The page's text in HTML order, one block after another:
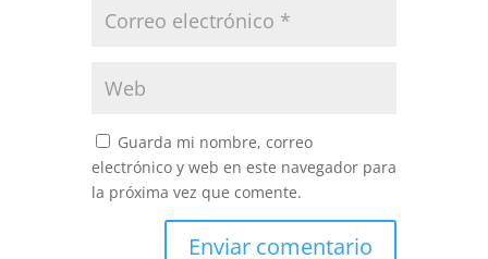
Guarda mi nombre, correo
electrónico y web en este navegador para
la próxima vez que comente.